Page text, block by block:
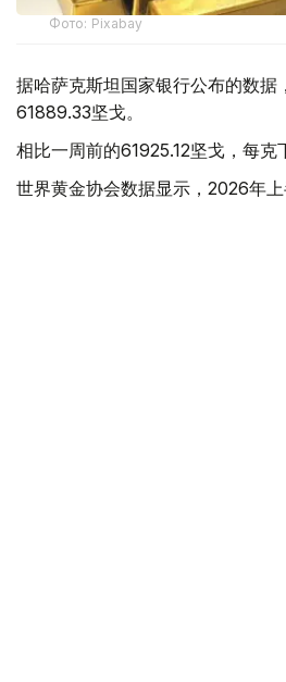
Фото: Pixabay
据哈萨克斯坦国家银行公布的数据
61889.33坚戈。
相比一周前的61925.12坚戈，每克
世界黄金协会数据显示，2026年